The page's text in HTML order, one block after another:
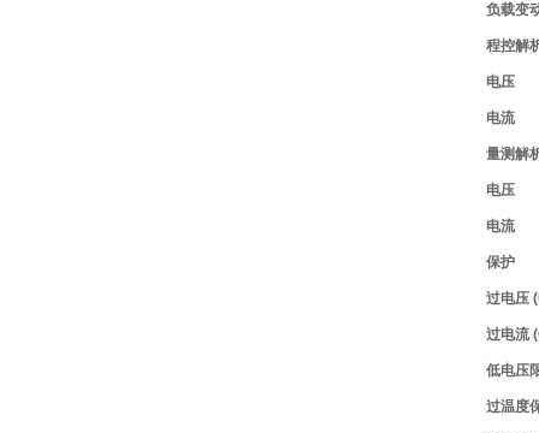
负载变
程控解
电压
电流
量测解
电压
电流
保护
过电压
过电流
低电压
过温度